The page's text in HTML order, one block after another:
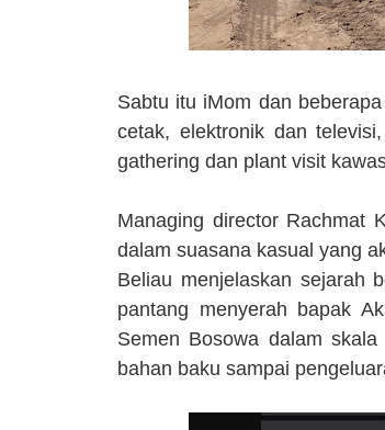
Sabtu itu iMom dan
cetak, elektronik dan
gathering dan plant visit
Managing director Rachmat
dalam suasana kasual yang
Beliau menjelaskan sejarah
pantang menyerah bapak
Semen Bosowa dalam
bahan baku sampai